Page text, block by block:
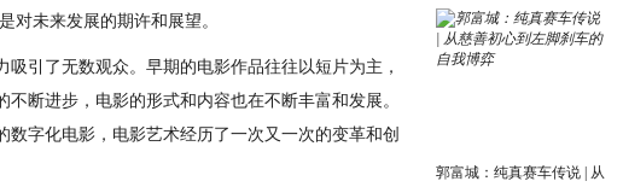
未来发展的期许和展望。
引了无数观众。早期的电影作品往往以短片为主，
断进步，电影的形式和内容也在不断丰富和发展。
字化电影，电影艺术经历了一次又一次的变革和创
郭富城：纯真赛车传说 | 从